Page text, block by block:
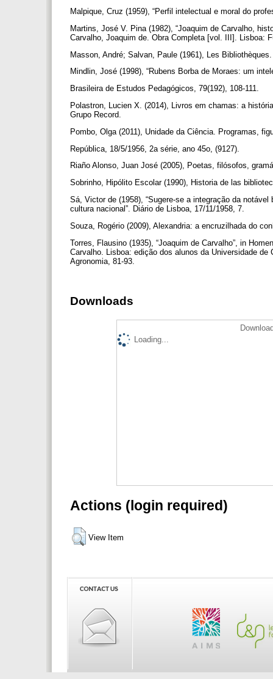
Malpique, Cruz (1959), “Perfil intelectual e moral do
Martins, José V. Pina (1982), “Joaquim de Carvalho,
Carvalho, Joaquim de. Obra Completa [vol. III]. Lisboa:
Masson, André; Salvan, Paule (1961), Les
Mindlin, José (1998), “Rubens Borba de Moraes: um
Brasileira de Estudos Pedagógicos, 79(192), 108-111.
Polastron, Lucien X. (2014), Livros em chamas: a
Grupo Record.
Pombo, Olga (2011), Unidade da Ciência. Programas,
República, 18/5/1956, 2a série, ano 45o, (9127).
Riaño Alonso, Juan José (2005), Poetas, filósofos,
Sobrinho, Hipólito Escolar (1990), Historia de las
Sá, Victor de (1958), “Sugere-se a integração da
cultura nacional”. Diário de Lisboa, 17/11/1958, 7.
Souza, Rogério (2009), Alexandria: a encruzilhada do
Torres, Flausino (1935), “Joaquim de Carvalho”, in
Carvalho. Lisboa: edição dos alunos da Universidade
Agronomia, 81-93.
Downloads
Loading...
Actions (login required)
View Item